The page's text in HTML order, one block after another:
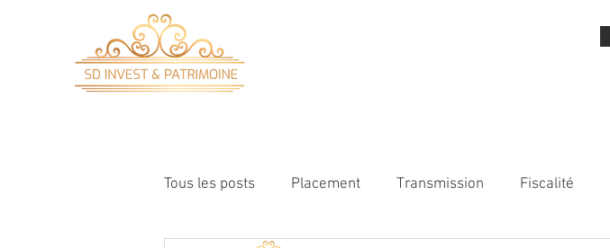
Tous les posts Placement Transmission Fiscalité